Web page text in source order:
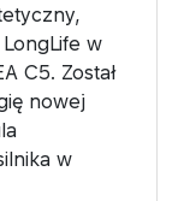
w
C5. Został
nowej
w